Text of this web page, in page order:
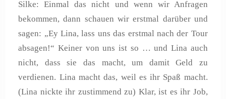
Silke: Einmal das nicht und wenn wir Anfragen
bekommen, dann schauen wir erstmal darüber und
sagen: „Ey Lina, lass uns das erstmal nach der Tour
absagen!“ Keiner von uns ist so … und Lina auch
nicht, dass sie das macht, um damit Geld zu
verdienen. Lina macht das, weil es ihr Spaß macht.
(Lina nickte ihr zustimmend zu) Klar, ist es ihr Job,